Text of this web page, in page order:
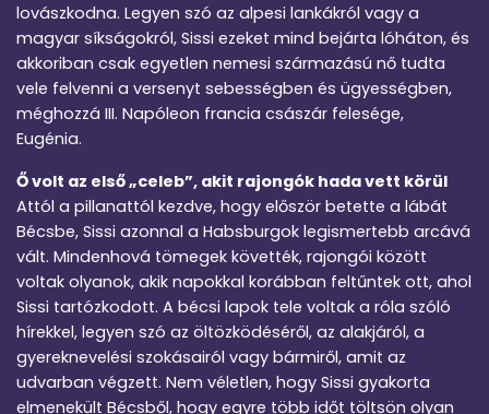
lovászkodna. Legyen szó az alpesi lankákról vagy a
magyar síkságokról, Sissi ezeket mind bejárta lóháton, és
akkoriban csak egyetlen nemesi származású nő tudta
vele felvenni a versenyt sebességben és ügyességben,
méghozzá III. Napóleon francia császár felesége,
Eugénia.
Ő volt az első „celeb”, akit rajongók hada vett körül
Attól a pillanattól kezdve, hogy először betette a lábát
Bécsbe, Sissi azonnal a Habsburgok legismertebb arcává
vált. Mindenhová tömegek követték, rajongói között
voltak olyanok, akik napokkal korábban feltűntek ott, ahol
Sissi tartózkodott. A bécsi lapok tele voltak a róla szóló
hírekkel, legyen szó az öltözködéséről, az alakjáról, a
gyereknevelési szokásairól vagy bármiről, amit az
udvarban végzett. Nem véletlen, hogy Sissi gyakorta
elmenekült Bécsből, hogy egyre több időt töltsön olyan